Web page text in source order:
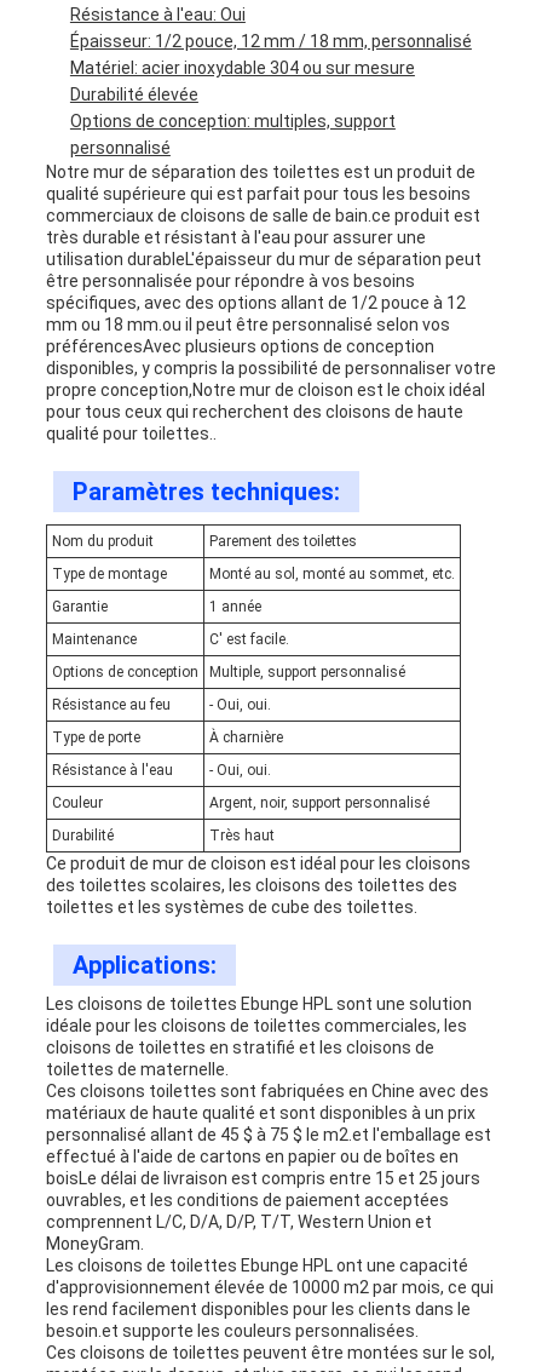
Résistance à l'eau: Oui
Épaisseur: 1/2 pouce, 12 mm / 18 mm, personnalisé
Matériel: acier inoxydable 304 ou sur mesure
Durabilité élevée
Options de conception: multiples, support
personnalisé
Notre mur de séparation des toilettes est un produit de
qualité supérieure qui est parfait pour tous les besoins
commerciaux de cloisons de salle de bain.ce produit est
très durable et résistant à l'eau pour assurer une
utilisation durableL'épaisseur du mur de séparation peut
être personnalisée pour répondre à vos besoins
spécifiques, avec des options allant de 1/2 pouce à 12
mm ou 18 mm.ou il peut être personnalisé selon vos
préférencesAvec plusieurs options de conception
disponibles, y compris la possibilité de personnaliser votre
propre conception,Notre mur de cloison est le choix idéal
pour tous ceux qui recherchent des cloisons de haute
qualité pour toilettes..
Paramètres techniques:
Nom du produit
Parement des toilettes
Type de montage
Monté au sol, monté au sommet, etc.
Garantie
1 année
Maintenance
C' est facile.
Options de conception
Multiple, support personnalisé
Résistance au feu
- Oui, oui.
Type de porte
À charnière
Résistance à l'eau
- Oui, oui.
Couleur
Argent, noir, support personnalisé
Durabilité
Très haut
Ce produit de mur de cloison est idéal pour les cloisons
des toilettes scolaires, les cloisons des toilettes des
toilettes et les systèmes de cube des toilettes.
Applications:
Les cloisons de toilettes Ebunge HPL sont une solution
idéale pour les cloisons de toilettes commerciales, les
cloisons de toilettes en stratifié et les cloisons de
toilettes de maternelle.
Ces cloisons toilettes sont fabriquées en Chine avec des
matériaux de haute qualité et sont disponibles à un prix
personnalisé allant de 45 $ à 75 $ le m2.et l'emballage est
effectué à l'aide de cartons en papier ou de boîtes en
boisLe délai de livraison est compris entre 15 et 25 jours
ouvrables, et les conditions de paiement acceptées
comprennent L/C, D/A, D/P, T/T, Western Union et
MoneyGram.
Les cloisons de toilettes Ebunge HPL ont une capacité
d'approvisionnement élevée de 10000 m2 par mois, ce qui
les rend facilement disponibles pour les clients dans le
besoin.et supporte les couleurs personnalisées.
Ces cloisons de toilettes peuvent être montées sur le sol,